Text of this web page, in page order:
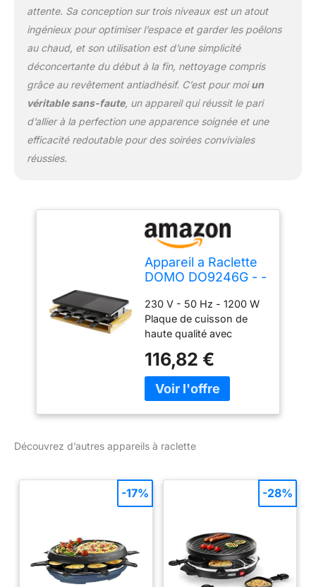
attente. Sa conception sur trois niveaux est un atout
ingénieux pour optimiser l’espace et garder les poêlons
au chaud, et son utilisation est d’une simplicité
déconcertante du début à la fin, nettoyage compris
grâce au revêtement antiadhésif. C’est pour moiun
véritable sans-faute, un appareil qui réussit le pari
d’allier à la perfection une apparence soignée et une
efficacité redoutable pour des soirées conviviales
réussies.
Appareil a Raclette
DOMO DO9246G - -
1200W - 3 niveaux -
8 personnes -
Résistance acier
inoxydable
230 V - 50 Hz - 1200 W
Plaque de cuisson de
haute qualité avec
Résistance de chauffage
en acier inoxydable 3
niveaux : plaque de
Convient pour 8
116,82 €
Découvrez d’autres appareils à raclette
-17% -28%